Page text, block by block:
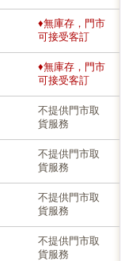
♦無庫存，門市
可接受客訂
♦無庫存，門市
可接受客訂
不提供門市取
貨服務
不提供門市取
貨服務
不提供門市取
貨服務
不提供門市取
貨服務